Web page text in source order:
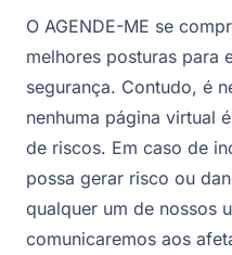
O AGENDE-ME se
melhores posturas para
segurança. Contudo, é
nenhuma página virtual
de riscos. Em caso de
possa gerar risco ou
qualquer um de nossos
comunicaremos aos